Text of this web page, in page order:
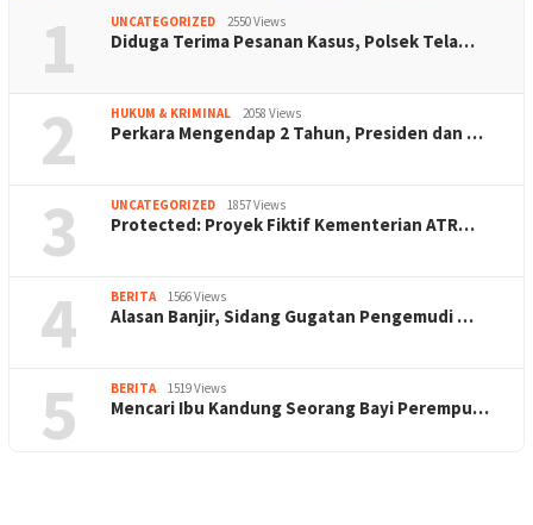
1 UNCATEGORIZED 2550 Views
Diduga Terima Pesanan Kasus, Polsek Tela…
2 HUKUM & KRIMINAL 2058 Views
Perkara Mengendap 2 Tahun, Presiden dan …
3 UNCATEGORIZED 1857 Views
Protected: Proyek Fiktif Kementerian ATR…
4 BERITA 1566 Views
Alasan Banjir, Sidang Gugatan Pengemudi …
5 BERITA 1519 Views
Mencari Ibu Kandung Seorang Bayi Perempu…